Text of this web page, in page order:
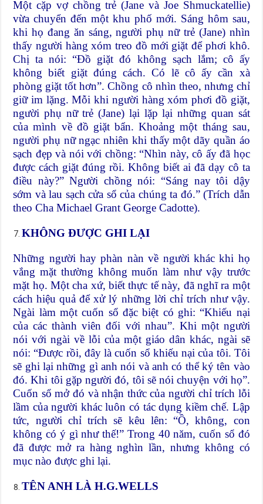
Một cặp vợ chồng trẻ (Jane và Joe Shmuckatellie)
vừa chuyển đến một khu phố mới. Sáng hôm sau,
khi họ đang ăn sáng, người phụ nữ trẻ (Jane) nhìn
thấy người hàng xóm treo đồ mới giặt để phơi khô.
Chị ta nói: “Đồ giặt đó không sạch lắm; cô ấy
không biết giặt đúng cách. Có lẽ cô ấy cần xà
phòng giặt tốt hơn”. Chồng cô nhìn theo, nhưng chỉ
giữ im lặng. Mỗi khi người hàng xóm phơi đồ giặt,
người phụ nữ trẻ (Jane) lại lặp lại những quan sát
của mình về đồ giặt bẩn. Khoảng một tháng sau,
người phụ nữ ngạc nhiên khi thấy một dãy quần áo
sạch đẹp và nói với chồng: “Nhìn này, cô ấy đã học
được cách giặt đúng rồi. Không biết ai đã dạy cô ta
điều này?” Người chồng nói: “Sáng nay tôi dậy
sớm và lau sạch cửa sổ của chúng ta đó.” (Trích dẫn
theo Cha Michael Grant George Cadotte).
KHÔNG ĐƯỢC GHI LẠI
Những người hay phàn nàn về người khác khi họ
vắng mặt thường không muốn làm như vậy trước
mặt họ. Một cha xứ, biết thực tế này, đã nghĩ ra một
cách hiệu quả để xử lý những lời chỉ trích như vậy.
Ngài làm một cuốn sổ đặc biệt có ghi: “Khiếu nại
của các thành viên đối với nhau”. Khi một người
nói với ngài về lỗi của một giáo dân khác, ngài sẽ
nói: “Được rồi, đây là cuốn sổ khiếu nại của tôi. Tôi
sẽ ghi lại những gì anh nói và anh có thể ký tên vào
đó. Khi tôi gặp người đó, tôi sẽ nói chuyện với họ”.
Cuốn sổ mở đó và nhận thức của người chỉ trích lỗi
lầm của người khác luôn có tác dụng kiềm chế. Lập
tức, người chỉ trích sẽ kêu lên: “Ồ, không, con
không có ý gì như thế!” Trong 40 năm, cuốn sổ đó
đã được mở ra hàng nghìn lần, nhưng không có
mục nào được ghi lại.
TÊN ANH LÀ H.G.WELLS